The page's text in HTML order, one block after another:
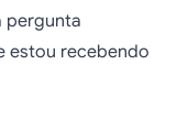
pergunta
estou recebendo